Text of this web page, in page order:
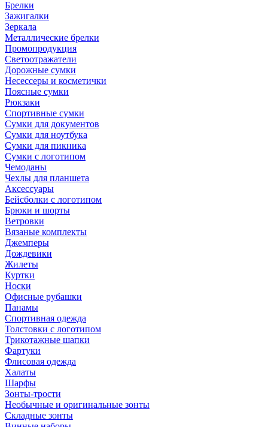
Брелки
Зажигалки
Зеркала
Металлические брелки
Промопродукция
Светоотражатели
Дорожные сумки
Несессеры и косметички
Поясные сумки
Рюкзаки
Спортивные сумки
Сумки для документов
Сумки для ноутбука
Сумки для пикника
Сумки с логотипом
Чемоданы
Чехлы для планшета
Аксессуары
Бейсболки с логотипом
Брюки и шорты
Ветровки
Вязаные комплекты
Джемперы
Дождевики
Жилеты
Куртки
Носки
Офисные рубашки
Панамы
Спортивная одежда
Толстовки с логотипом
Трикотажные шапки
Фартуки
Флисовая одежда
Халаты
Шарфы
Зонты-трости
Необычные и оригинальные зонты
Складные зонты